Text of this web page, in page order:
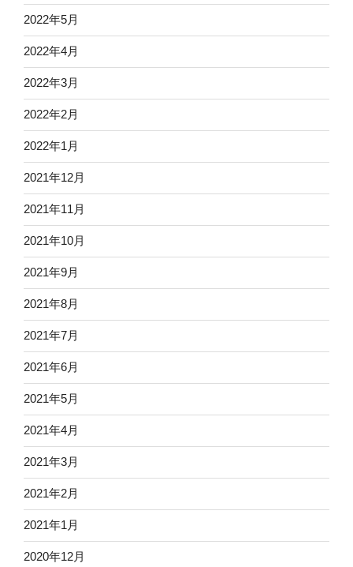
2022年5月
2022年4月
2022年3月
2022年2月
2022年1月
2021年12月
2021年11月
2021年10月
2021年9月
2021年8月
2021年7月
2021年6月
2021年5月
2021年4月
2021年3月
2021年2月
2021年1月
2020年12月